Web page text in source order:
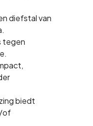
diefstal van
tegen
biedt
of